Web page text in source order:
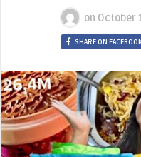
on October
SHARE ON